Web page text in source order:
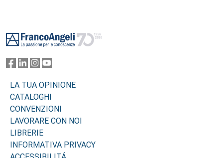
LA TUA OPINIONE
CATALOGHI
CONVENZIONI
LAVORARE CON NOI
LIBRERIE
INFORMATIVA PRIVACY